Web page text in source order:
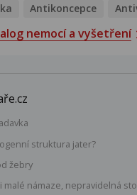
Antikoncepce
nemocí a vyšetření
struktura jater?
žebry
malé námaze, nepravidelná